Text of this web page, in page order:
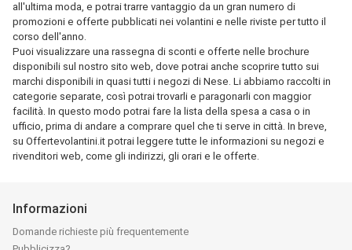
all'ultima moda, e potrai trarre vantaggio da un gran numero di
promozioni e offerte pubblicati nei volantini e nelle riviste per tutto il
corso dell'anno.
Puoi visualizzare una rassegna di sconti e offerte nelle brochure
disponibili sul nostro sito web, dove potrai anche scoprire tutto sui
marchi disponibili in quasi tutti i negozi di Nese. Li abbiamo raccolti in
categorie separate, così potrai trovarli e paragonarli con maggior
facilità. In questo modo potrai fare la lista della spesa a casa o in
ufficio, prima di andare a comprare quel che ti serve in città. In breve,
su Offertevolantini.it potrai leggere tutte le informazioni su negozi e
rivenditori web, come gli indirizzi, gli orari e le offerte.
Informazioni
Domande richieste più frequentemente